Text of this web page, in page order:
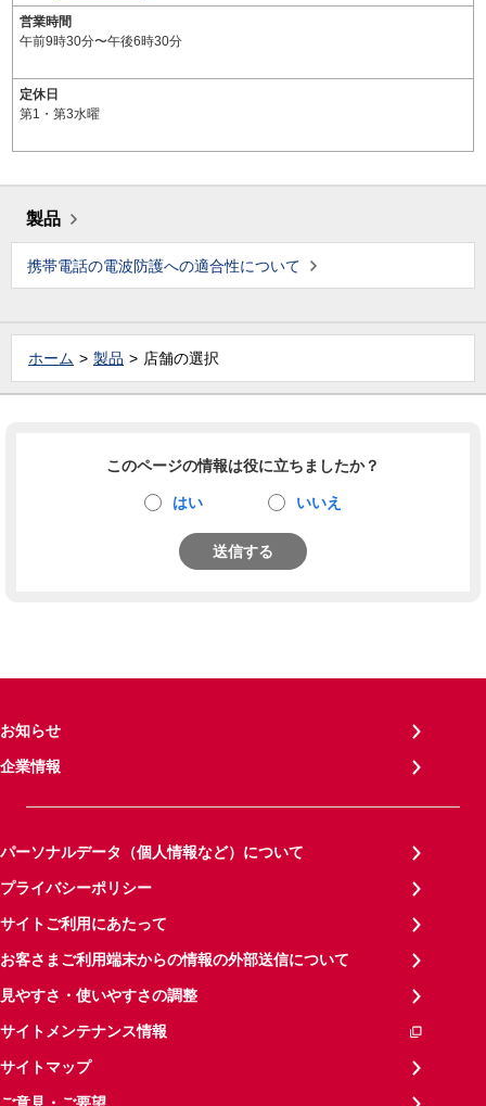
営業時間
午前9時30分〜午後6時30分
定休日
第1・第3水曜
製品
携帯電話の電波防護への適合性について
ホーム 製品 店舗の選択
このページの情報は役に立ちましたか？
はい いいえ
送信する
お知らせ
企業情報
パーソナルデータ（個人情報など）について
プライバシーポリシー
サイトご利用にあたって
お客さまご利用端末からの情報の外部送信について
見やすさ・使いやすさの調整
サイトメンテナンス情報
サイトマップ